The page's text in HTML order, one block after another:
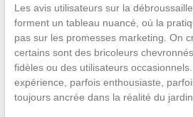
Les avis utilisateurs sur la
forment un tableau nuancé, où la
pas sur les promesses marketing. On
certains sont des bricoleurs
fidèles ou des utilisateurs
expérience, parfois enthousiaste,
toujours ancrée dans la réalité du jardin.